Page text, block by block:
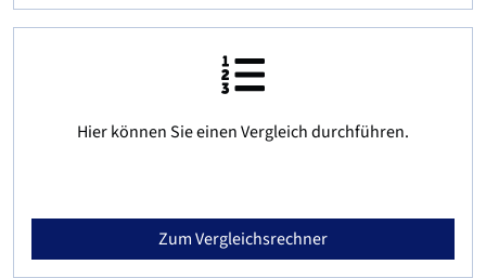
Hier können Sie einen Vergleich durchführen.
Zum Vergleichsrechner